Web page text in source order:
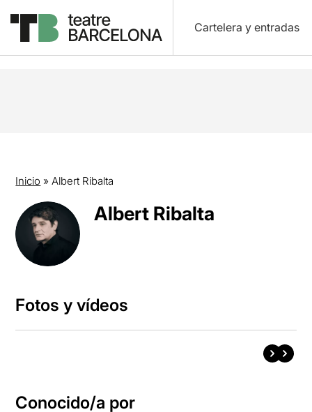
Cartelera y entradas
Inicio »Albert Ribalta
Albert Ribalta
Fotos y vídeos
Conocido/a por